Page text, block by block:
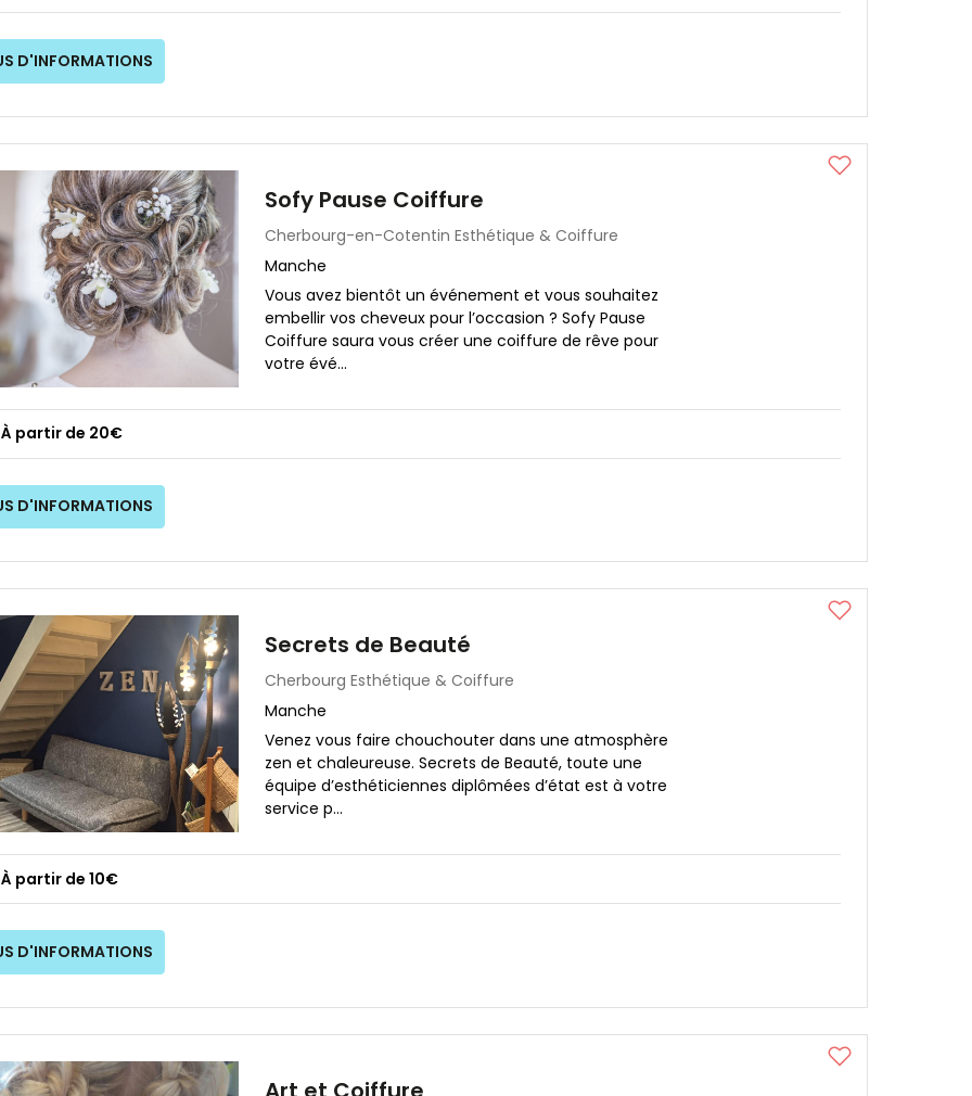
D'INFORMATIONS
Sofy Pause Coiffure
Cherbourg-en-Cotentin Esthétique & Coiffure
Manche
Vous avez bientôt un événement et vous souhaitez
embellir vos cheveux pour l’occasion ? Sofy Pause
Coiffure saura vous créer une coiffure de rêve pour
votre évé...
À partir de 20€
D'INFORMATIONS
Secrets de Beauté
Cherbourg Esthétique & Coiffure
Manche
Venez vous faire chouchouter dans une atmosphère
zen et chaleureuse. Secrets de Beauté, toute une
équipe d’esthéticiennes diplômées d’état est à votre
service p...
À partir de 10€
D'INFORMATIONS